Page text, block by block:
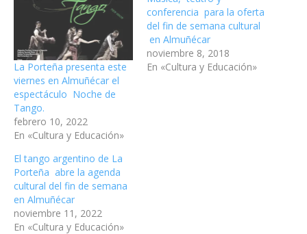
La Porteña presenta este
viernes en Almuñécar el
espectáculo Noche de
Tango.
febrero 10, 2022
En «Cultura y Educación»
conferencia para la oferta
del fin de semana cultural
en Almuñécar
noviembre 8, 2018
En «Cultura y Educación»
El tango argentino de La
Porteña abre la agenda
cultural del fin de semana
en Almuñécar
noviembre 11, 2022
En «Cultura y Educación»